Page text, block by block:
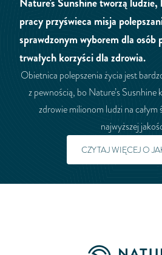
Nature's Sunshine tworzą
pracy przyświeca misja
sprawdzonym wyborem dla osób
trwałych korzyści dla zdrowia.
Obietnica polepszenia życia jest
z pewnością, bo Nature’s Susnhine
zdrowie milionom ludzi na całym
najwyższej
CZYTAJ WIĘCEJ O